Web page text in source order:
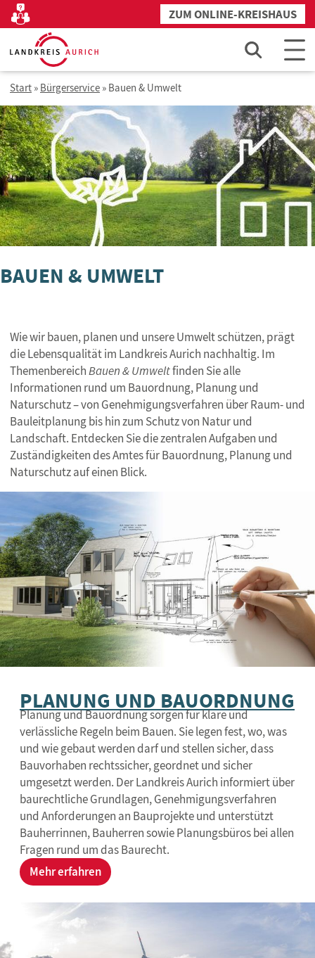
Zum
Inhalt
springen
Kontakt ZUM ONLINE-KREISHAUS
Start » Bürgerservice » Bauen & Umwelt
BAUEN & UMWELT
Wie wir bauen, planen und unsere Umwelt schützen, prägt
die Lebensqualität im Landkreis Aurich nachhaltig. Im
ThemenbereichBauen & Umweltfinden Sie alle
Informationen rund um Bauordnung, Planung und
Naturschutz – von Genehmigungsverfahren über Raum- und
Bauleitplanung bis hin zum Schutz von Natur und
Landschaft. Entdecken Sie die zentralen Aufgaben und
Zuständigkeiten des Amtes für Bauordnung, Planung und
Naturschutz auf einen Blick.
PLANUNG UND BAUORDNUNG
Planung und Bauordnung sorgen für klare und
verlässliche Regeln beim Bauen. Sie legen fest, wo, was
und wie gebaut werden darf und stellen sicher, dass
Bauvorhaben rechtssicher, geordnet und sicher
umgesetzt werden. Der Landkreis Aurich informiert über
baurechtliche Grundlagen, Genehmigungsverfahren
und Anforderungen an Bauprojekte und unterstützt
Bauherrinnen, Bauherren sowie Planungsbüros bei allen
Fragen rund um das Baurecht.
Mehr erfahren